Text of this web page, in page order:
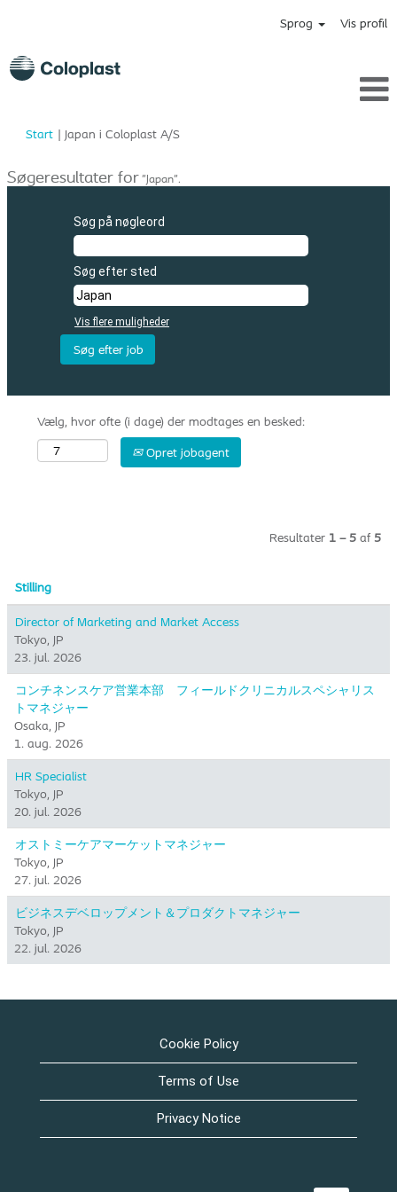
Sprog Vis profil
Start | Japan i Coloplast A/S(aktuel
Søgeresultater for"Japan".
Søg på nøgleord
Søg efter sted
Vis flere muligheder
Vælg, hvor ofte (i dage) der modtages en besked:
Opret jobagent
Resultater 1 – 5 af 5
Stilling
Director of Marketing and Market Access
Tokyo, JP
23. jul. 2026
コンチネンスケア営業本部 フィールドクリニカルスペシャリス
トマネジャー
Osaka, JP
1. aug. 2026
HR Specialist
Tokyo, JP
20. jul. 2026
オストミーケアマーケットマネジャー
Tokyo, JP
27. jul. 2026
ビジネスデベロップメント＆プロダクトマネジャー
Tokyo, JP
22. jul. 2026
Cookie Policy
Terms of Use
Privacy Notice